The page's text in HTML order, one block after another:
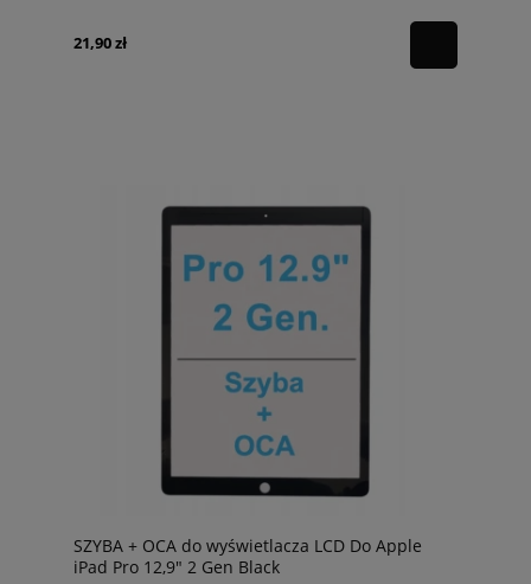
21,90 zł
SZYBA + OCA do wyświetlacza LCD Do Apple
iPad Pro 12,9" 2 Gen Black